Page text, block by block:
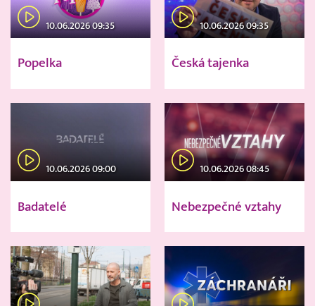
10.06.2026 09:35
Popelka
10.06.2026 09:35
Česká tajenka
10.06.2026 09:00
Badatelé
10.06.2026 08:45
Nebezpečné vztahy